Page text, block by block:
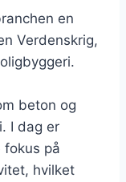
en
Verdenskrig,
beton og
I dag er
på
hvilket